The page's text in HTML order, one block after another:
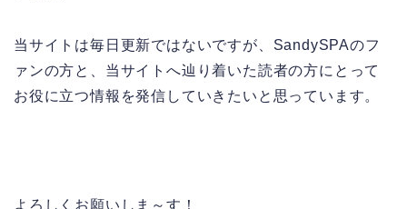
当サイトは毎日更新ではないですが、SandySPAのフ
ァンの方と、当サイトへ辿り着いた読者の方にとって
お役に立つ情報を発信していきたいと思っています。
よろしくお願いしま～す！